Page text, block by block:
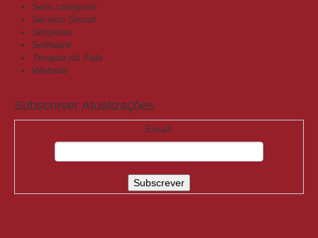
Sem categoria
Serviço Social
Simpósio
Software
Terapia da Fala
Website
Subscrever Atualizações
Email: